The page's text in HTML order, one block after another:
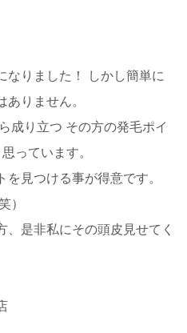
なりました！ しかし簡単に
りません。
成り立つ その方の発毛ポイ
っています。
見つける事が得意です。
）
是非私にその頭皮見せてく